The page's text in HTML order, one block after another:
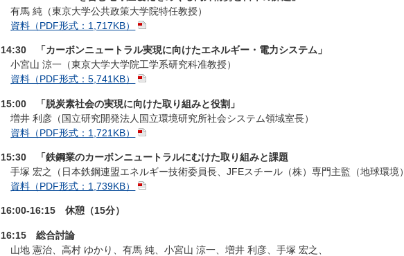
有馬 純（東京大学公共政策大学院特任教授）
資料（PDF形式：1,717KB）
14:30 「カーボンニュートラル実現に向けたエネルギー・電力システム」
小宮山 涼一（東京大学大学院工学系研究科准教授）
資料（PDF形式：5,741KB）
15:00 「脱炭素社会の実現に向けた取り組みと役割」
増井 利彦（国立研究開発法人国立環境研究所社会システム領域室長）
資料（PDF形式：1,721KB）
15:30 「鉄鋼業のカーボンニュートラルにむけた取り組みと課題
手塚 宏之（日本鉄鋼連盟エネルギー技術委員長、JFEスチール（株）専門主監（地球環境
資料（PDF形式：1,739KB）
16:00-16:15 休憩（15分）
16:15 総合討論
山地 憲治、高村 ゆかり、有馬 純、小宮山 涼一、増井 利彦、手塚 宏之、